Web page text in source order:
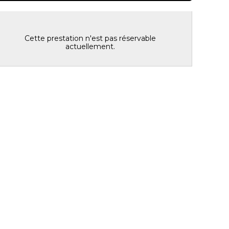
Cette prestation n'est pas réservable
actuellement.